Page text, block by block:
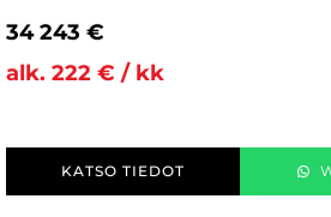
34 243 €
alk. 222 € / kk
KATSO TIEDOT